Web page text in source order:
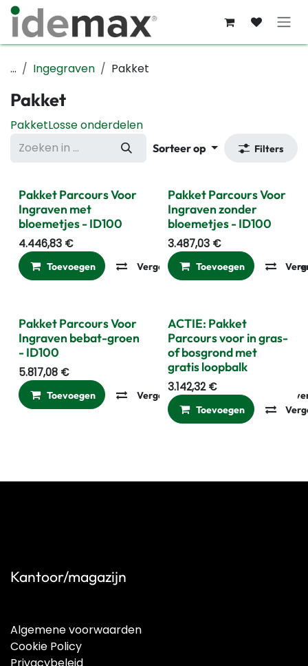
Overslaan naar inhoud
... Ingegraven Pakket
Pakket
PakketLosse onderdelen
Sorteer op Filters
Pakket Parcours Voor
Ingraven met
bloemetjes - ID100
4.446,83 €
Toevoegen Vergelijken Toevoegen aan
Pakket Parcours Voor
Ingraven zonder
bloemetjes - ID100
3.487,03€
Toevoegen
Pakket Parcours Voor
Ingraven bebat-groen
- ID100
5.817,08 €
Toevoegen Vergelijken Toevoegen aan
Laatste Stuks
ACTIE: Pakket
Parcours voor in gras-
of bosgrond met
gratis loopbalk
3.142,32€
Toevoegen
Kantoor/magazijn
Algemene voorwaarden
Cookie Policy